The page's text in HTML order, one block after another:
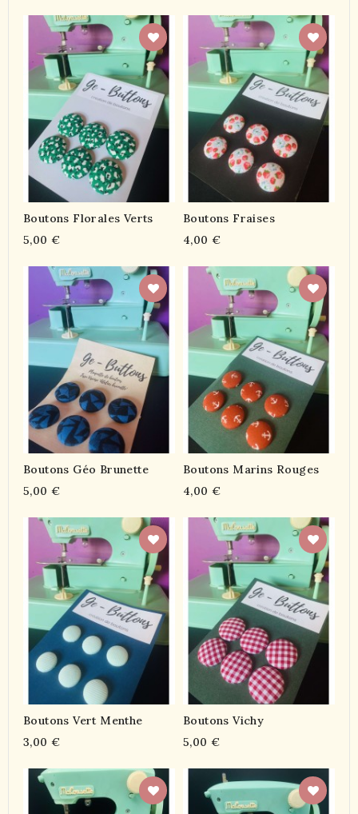
Boutons Florales Verts
5,00 €
Boutons Fraises
4,00 €
Boutons Géo Brunette
5,00 €
Boutons Marins Rouges
4,00 €
Boutons Vert Menthe
3,00 €
Boutons Vichy
5,00 €